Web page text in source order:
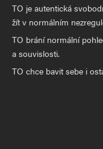
TO je autentická
žít v normálním
TO brání normální
a souvislosti.
TO chce bavit sebe i